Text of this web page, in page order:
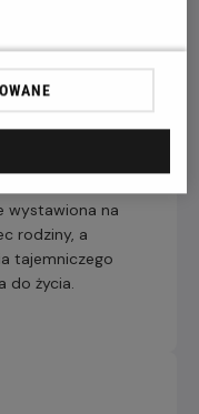
wystawiona na
rodziny, a
tajemniczego
do życia.